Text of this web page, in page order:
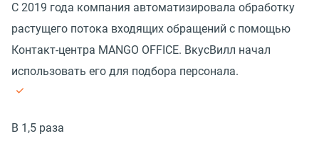
С 2019 года компания автоматизировала обработку
растущего потока входящих обращений с помощью
Контакт-центра MANGO OFFICE. ВкусВилл начал
использовать его для подбора персонала.
В 1,5 раза